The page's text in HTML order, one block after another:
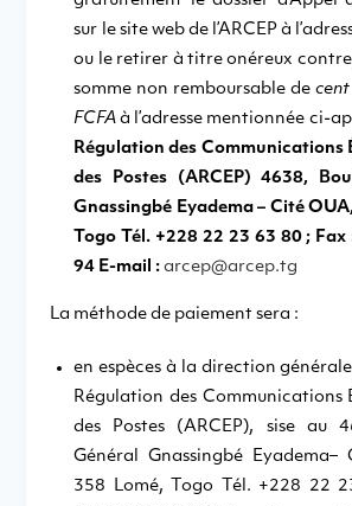
sur le site web de l’ARCEP à
ou le retirer à titre onéreux contre
somme non remboursable de
FCFA à l’adresse mentionnée ci-
Régulation des Communications
des Postes (ARCEP) 4638,
Gnassingbé Eyadema – Cité
Togo Tél. +228 22 23 63 80 ;
94 E-mail :arcep@arcep.tg
La méthode de paiement sera :
en espèces à la direction
Régulation des Communications
des Postes (ARCEP), sise au
Général Gnassingbé
358 Lomé, Togo Tél. +228 22